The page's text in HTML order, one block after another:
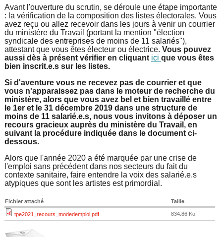
r
c
h
e
c
i
Avant l'ouverture du scrutin, se déroule une étape importante
: la vérification de la composition des listes électorales. Vous
avez reçu ou allez recevoir dans les jours à venir un courrier
du ministère du Travail (portant la mention "élection
syndicale des entreprises de moins de 11 salariés"),
attestant que vous êtes électeur ou électrice. Vous pouvez
aussi dès à présent vérifier en cliquant ici que vous êtes
bien inscrit.e.s sur les listes.
Si d'aventure vous ne recevez pas de courrier et que
vous n'apparaissez pas dans le moteur de recherche du
ministère, alors que vous avez bel et bien travaillé entre
le 1er et le 31 décembre 2019 dans une structure de
moins de 11 salarié.e.s, nous vous invitons à déposer un
recours gracieux auprès du ministère du Travail, en
suivant la procédure indiquée dans le document ci-
dessous.
Alors que l'année 2020 a été marquée par une crise de
l'emploi sans précédent dans nos secteurs du fait du
contexte sanitaire, faire entendre la voix des salarié.e.s
atypiques que sont les artistes est primordial.
Fichier attaché Taille
tpe2021_recours_modedemploi.pdf 834.86 Ko